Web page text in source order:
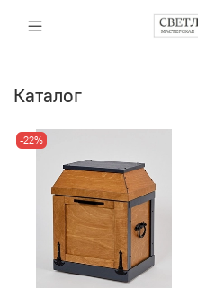
Каталог
-22%